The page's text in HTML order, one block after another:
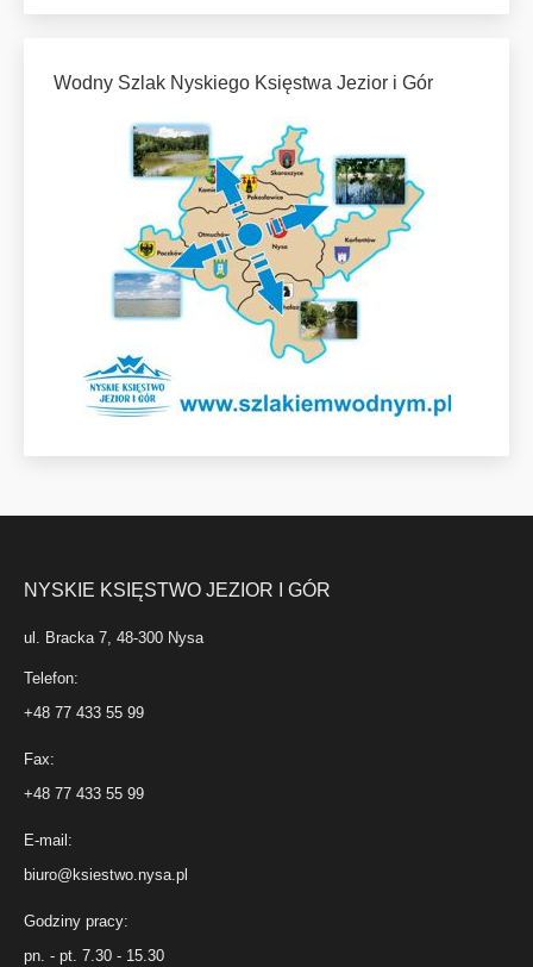
Wodny Szlak Nyskiego Księstwa Jezior i Gór
NYSKIE KSIĘSTWO JEZIOR I GÓR
ul. Bracka 7, 48-300 Nysa
Telefon:
+48 77 433 55 99
Fax:
+48 77 433 55 99
E-mail:
biuro@ksiestwo.nysa.pl
Godziny pracy:
pn. - pt. 7.30 - 15.30